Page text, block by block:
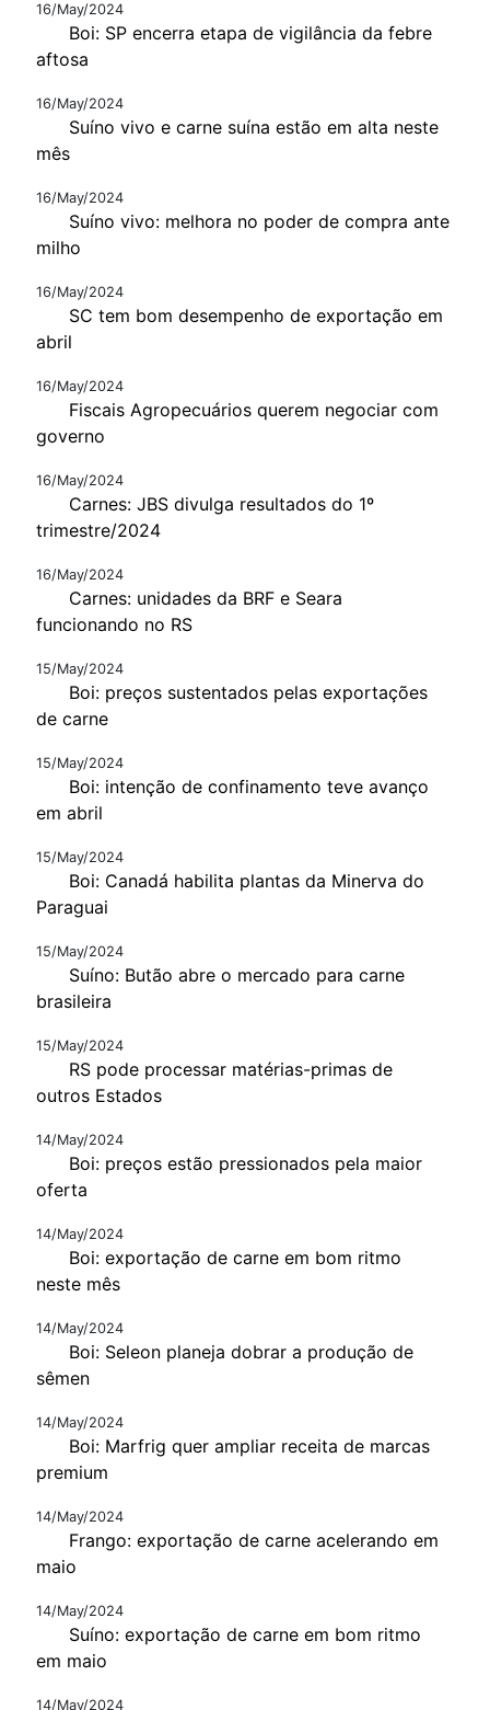
16/May/2024
Boi: SP encerra etapa de vigilância da febre
aftosa
16/May/2024
Suíno vivo e carne suína estão em alta neste
mês
16/May/2024
Suíno vivo: melhora no poder de compra ante
milho
16/May/2024
SC tem bom desempenho de exportação em
abril
16/May/2024
Fiscais Agropecuários querem negociar com
governo
16/May/2024
Carnes: JBS divulga resultados do 1º
trimestre/2024
16/May/2024
Carnes: unidades da BRF e Seara
funcionando no RS
15/May/2024
Boi: preços sustentados pelas exportações
de carne
15/May/2024
Boi: intenção de confinamento teve avanço
em abril
15/May/2024
Boi: Canadá habilita plantas da Minerva do
Paraguai
15/May/2024
Suíno: Butão abre o mercado para carne
brasileira
15/May/2024
RS pode processar matérias-primas de
outros Estados
14/May/2024
Boi: preços estão pressionados pela maior
oferta
14/May/2024
Boi: exportação de carne em bom ritmo
neste mês
14/May/2024
Boi: Seleon planeja dobrar a produção de
sêmen
14/May/2024
Boi: Marfrig quer ampliar receita de marcas
premium
14/May/2024
Frango: exportação de carne acelerando em
maio
14/May/2024
Suíno: exportação de carne em bom ritmo
em maio
14/May/2024